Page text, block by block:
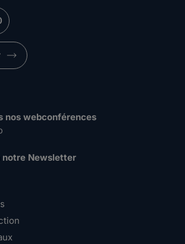
nos webconférences
Newsletter